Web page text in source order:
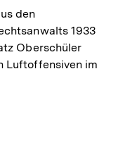
den
1933
Oberschüler
Luftoffensiven im